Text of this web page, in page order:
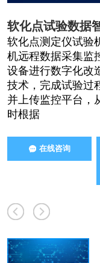
软化点试验数据
软化点测定仪试验
机远程数据采集监
设备进行数字化改
技术，完成试验过
并上传监控平台，
时根据
在线咨询